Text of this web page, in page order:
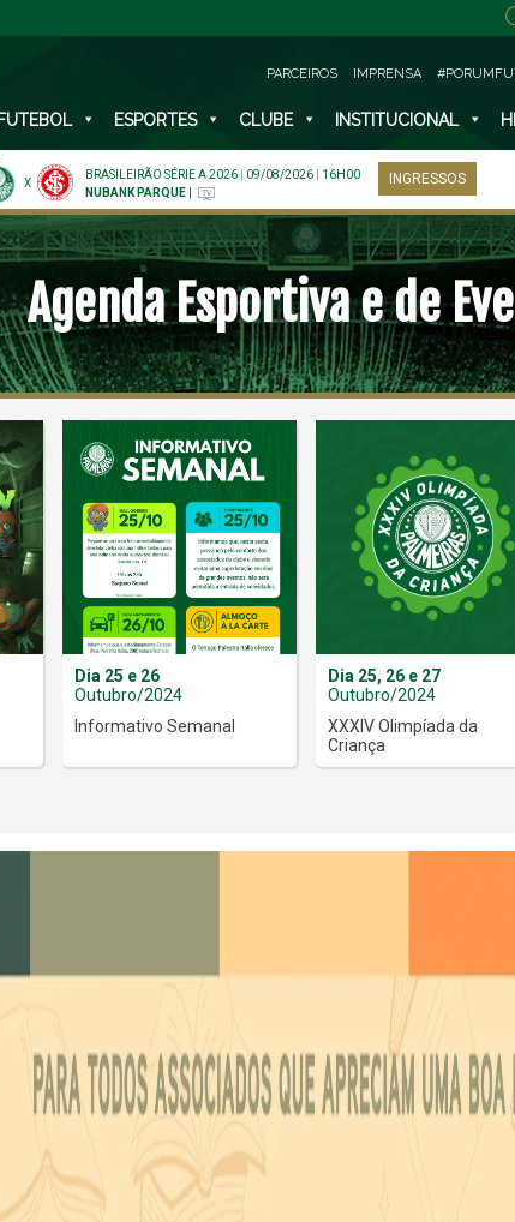
PARCEIROS IMPRENSA
FUTEBOL ESPORTES CLUBE INSTITUCIONAL
X
BRASILEIRÃO SÉRIE A 2026 09/08/2026
16H00
NUBANK PARQUE
INGRESSOS
Agenda Esportiva e de
Dia 25 e 26
Outubro/2024
Informativo Semanal
Dia 25, 26 e 27
Outubro/2024
XXXIV Olimpíada da
Criança